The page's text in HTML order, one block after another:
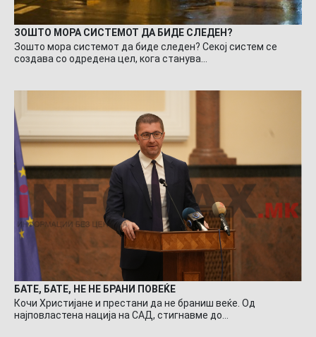
ЗОШТО МОРА СИСТЕМОТ ДА БИДЕ СЛЕДЕН?
Зошто мора системот да биде следен? Секој систем се
создава со одредена цел, кога станува…
БАТЕ, БАТЕ, НЕ НЕ БРАНИ ПОВЕЌЕ
Кочи Христијане и престани да не браниш веќе. Од
најповластена нација на САД, стигнавме до…